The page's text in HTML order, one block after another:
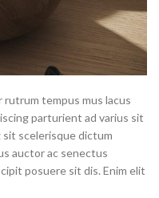
rutrum tempus mus lacus
parturient ad varius sit
sit scelerisque dictum
auctor ac senectus
posuere sit dis. Enim elit